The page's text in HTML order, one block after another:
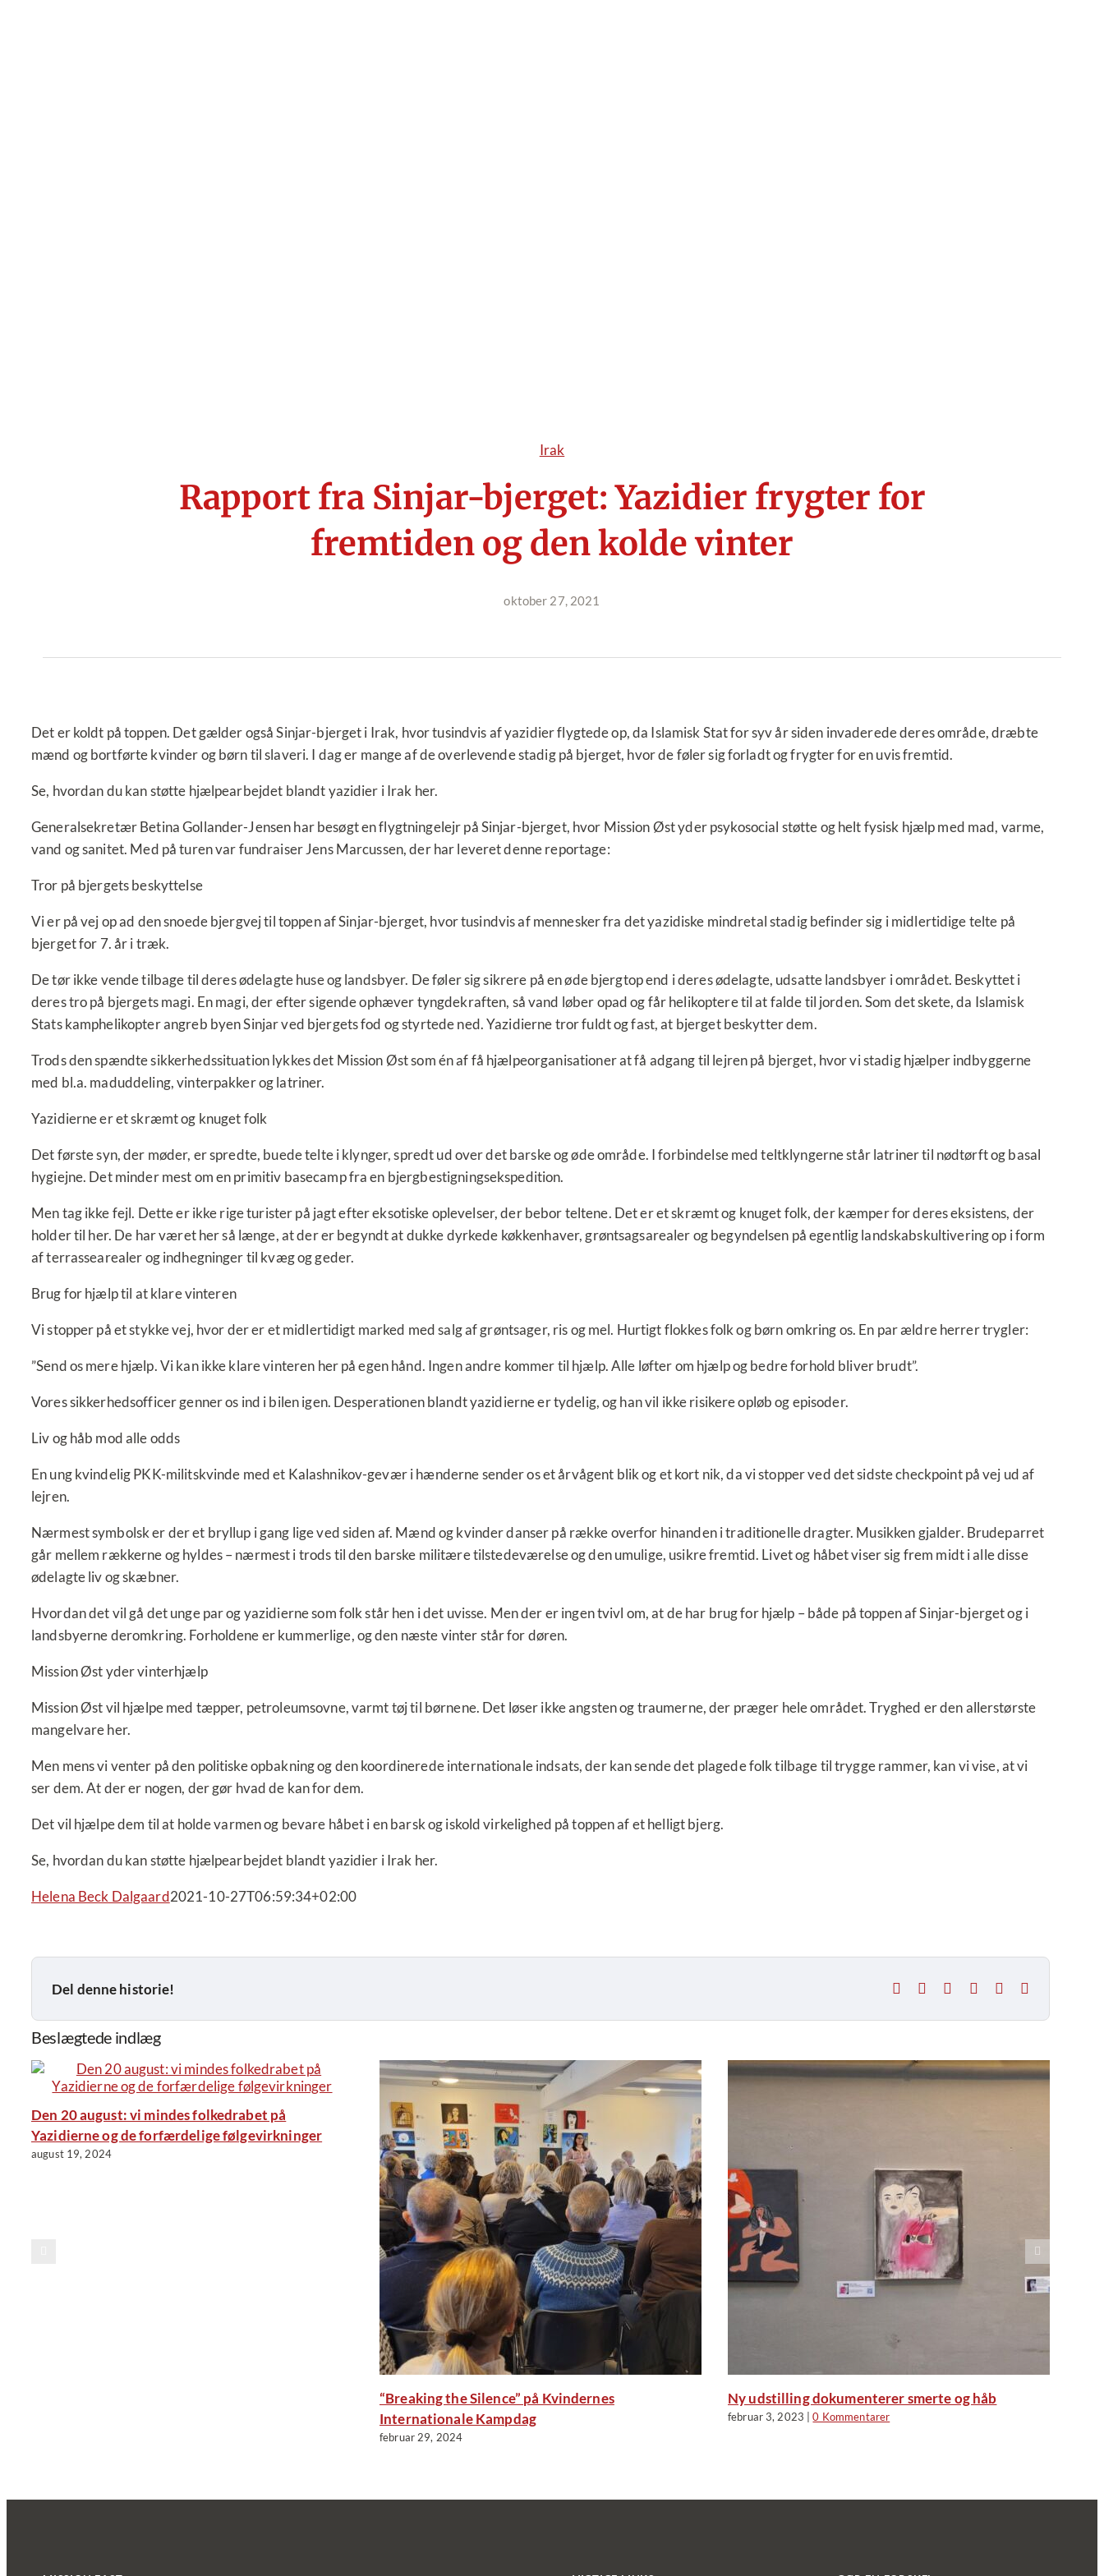
Irak
Rapport fra Sinjar-bjerget: Yazidier frygter for
fremtiden og den kolde vinter
oktober 27, 2021
Det er koldt på toppen. Det gælder også Sinjar-bjerget i Irak, hvor tusindvis af yazidier flygtede op, da Islamisk Stat for syv år siden invaderede deres område, dræbte
mænd og bortførte kvinder og børn til slaveri. I dag er mange af de overlevende stadig på bjerget, hvor de føler sig forladt og frygter for en uvis fremtid.
Se, hvordan du kan støtte hjælpearbejdet blandt yazidier i Irak her.
Generalsekretær Betina Gollander-Jensen har besøgt en flygtningelejr på Sinjar-bjerget, hvor Mission Øst yder psykosocial støtte og helt fysisk hjælp med mad, varme,
vand og sanitet. Med på turen var fundraiser Jens Marcussen, der har leveret denne reportage:
Tror på bjergets beskyttelse
Vi er på vej op ad den snoede bjergvej til toppen af Sinjar-bjerget, hvor tusindvis af mennesker fra det yazidiske mindretal stadig befinder sig i midlertidige telte på
bjerget for 7. år i træk.
De tør ikke vende tilbage til deres ødelagte huse og landsbyer. De føler sig sikrere på en øde bjergtop end i deres ødelagte, udsatte landsbyer i området. Beskyttet i
deres tro på bjergets magi. En magi, der efter sigende ophæver tyngdekraften, så vand løber opad og får helikoptere til at falde til jorden. Som det skete, da Islamisk
Stats kamphelikopter angreb byen Sinjar ved bjergets fod og styrtede ned. Yazidierne tror fuldt og fast, at bjerget beskytter dem.
Trods den spændte sikkerhedssituation lykkes det Mission Øst som én af få hjælpeorganisationer at få adgang til lejren på bjerget, hvor vi stadig hjælper indbyggerne
med bl.a. maduddeling, vinterpakker og latriner.
Yazidierne er et skræmt og knuget folk
Det første syn, der møder, er spredte, buede telte i klynger, spredt ud over det barske og øde område. I forbindelse med teltklyngerne står latriner til nødtørft og basal
hygiejne. Det minder mest om en primitiv basecamp fra en bjergbestigningsekspedition.
Men tag ikke fejl. Dette er ikke rige turister på jagt efter eksotiske oplevelser, der bebor teltene. Det er et skræmt og knuget folk, der kæmper for deres eksistens, der
holder til her. De har været her så længe, at der er begyndt at dukke dyrkede køkkenhaver, grøntsagsarealer og begyndelsen på egentlig landskabskultivering op i form
af terrassearealer og indhegninger til kvæg og geder.
Brug for hjælp til at klare vinteren
Vi stopper på et stykke vej, hvor der er et midlertidigt marked med salg af grøntsager, ris og mel. Hurtigt flokkes folk og børn omkring os. En par ældre herrer trygler:
”Send os mere hjælp. Vi kan ikke klare vinteren her på egen hånd. Ingen andre kommer til hjælp. Alle løfter om hjælp og bedre forhold bliver brudt”.
Vores sikkerhedsofficer genner os ind i bilen igen. Desperationen blandt yazidierne er tydelig, og han vil ikke risikere opløb og episoder.
Liv og håb mod alle odds
En ung kvindelig PKK-militskvinde med et Kalashnikov-gevær i hænderne sender os et årvågent blik og et kort nik, da vi stopper ved det sidste checkpoint på vej ud af
lejren.
Nærmest symbolsk er der et bryllup i gang lige ved siden af. Mænd og kvinder danser på række overfor hinanden i traditionelle dragter. Musikken gjalder. Brudeparret
går mellem rækkerne og hyldes – nærmest i trods til den barske militære tilstedeværelse og den umulige, usikre fremtid. Livet og håbet viser sig frem midt i alle disse
ødelagte liv og skæbner.
Hvordan det vil gå det unge par og yazidierne som folk står hen i det uvisse. Men der er ingen tvivl om, at de har brug for hjælp – både på toppen af Sinjar-bjerget og i
landsbyerne deromkring. Forholdene er kummerlige, og den næste vinter står for døren.
Mission Øst yder vinterhjælp
Mission Øst vil hjælpe med tæpper, petroleumsovne, varmt tøj til børnene. Det løser ikke angsten og traumerne, der præger hele området. Tryghed er den allerstørste
mangelvare her.
Men mens vi venter på den politiske opbakning og den koordinerede internationale indsats, der kan sende det plagede folk tilbage til trygge rammer, kan vi vise, at vi
ser dem. At der er nogen, der gør hvad de kan for dem.
Det vil hjælpe dem til at holde varmen og bevare håbet i en barsk og iskold virkelighed på toppen af et helligt bjerg.
Se, hvordan du kan støtte hjælpearbejdet blandt yazidier i Irak her.
Helena Beck Dalgaard2021-10-27T06:59:34+02:00
Del denne historie! Facebook LinkedInTumblrPinterest
Beslægtede indlæg
Den 20 august: vi mindes folkedrabet på
Yazidierne og de forfærdelige følgevirkninger
august 19, 2024
“Breaking the Silence” på Kvindernes
Internationale Kampdag
februar 29, 2024
Ny udstilling dokumenterer smerte og håb
februar 3, 2023 0 Kommentarer